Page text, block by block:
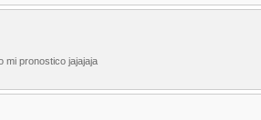
mi pronostico jajajaja